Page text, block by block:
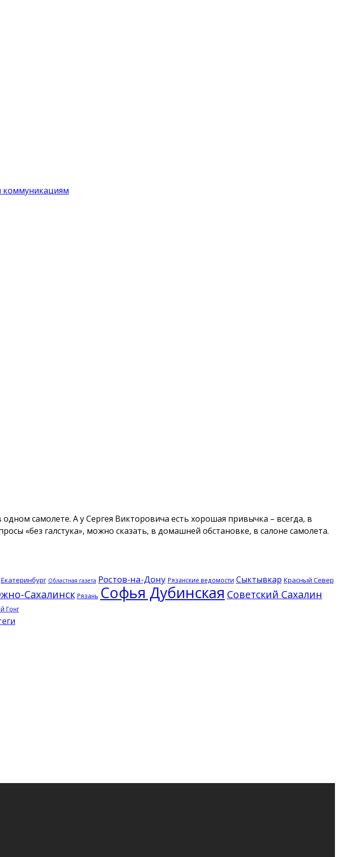
коммуникациям
самолете. А у Сергея Викторовича есть хорошая привычка – всегда, в
«без галстука», можно сказать, в домашней обстановке, в салоне самолета.
Екатеринбург Областная газета Ростов-на-Дону Рязанские ведомости Сыктывкар Красный Север
Сахалинск Рязань Софья Дубинская Советский Сахалин
Гонг